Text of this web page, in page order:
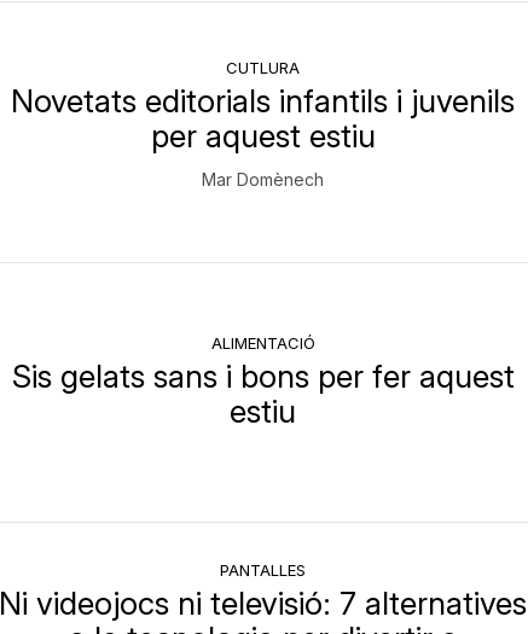
CUTLURA
Novetats editorials infantils i juvenils
per aquest estiu
Mar Domènech
ALIMENTACIÓ
Sis gelats sans i bons per fer aquest
estiu
PANTALLES
Ni videojocs ni televisió: 7 alternatives